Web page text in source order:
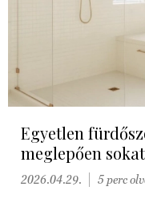
Egyetlen
meglepően
2026.04.29. 5 perc